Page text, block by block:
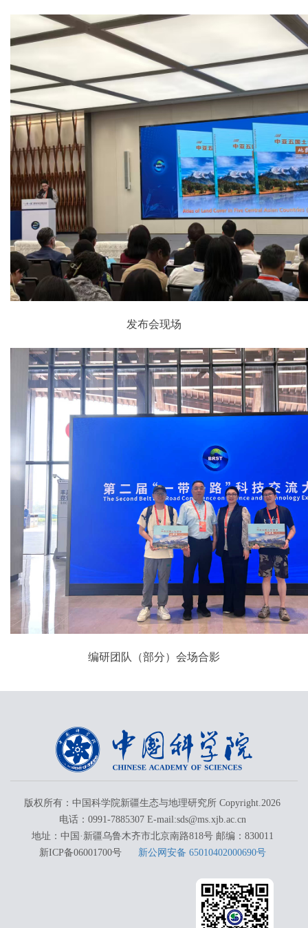
发布会现场
编研团队（部分）会场合影
版权所有：中国科学院新疆生态与地理研究所 Copyright.2026
电话：0991-7885307 E-mail:sds@ms.xjb.ac.cn
地址：中国·新疆乌鲁木齐市北京南路818号 邮编：830011
新ICP备06001700号 新公网安备 65010402000690号